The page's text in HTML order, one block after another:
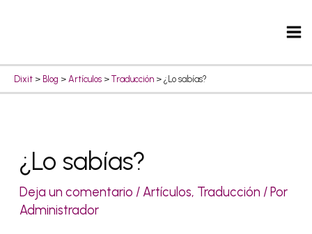
Dixit > Blog > Artículos > Traducción > ¿Lo sabías?
¿Lo sabías?
Deja un comentario /Artículos, Traducción / Por
Administrador
entradas